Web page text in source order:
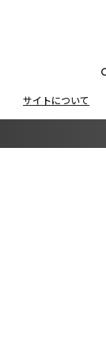
サイトについて